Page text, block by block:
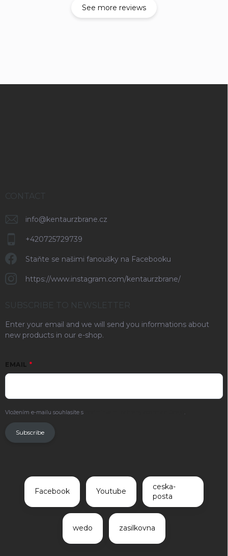
See more reviews
CONTACT
info@kentaurzbrane.cz
+420725729739
Staňte se našimi fanoušky na Facebooku
https://www.instagram.com/kentaurzbrane/
SUBSCRIBE TO NEWSLETTER
Enter your email and we will send you informations about
new products in our e-shop.
EMAIL
Vložením e-mailu souhlasíte s
Subscribe
Facebook Youtube
ceska-
posta
wedo zasilkovna